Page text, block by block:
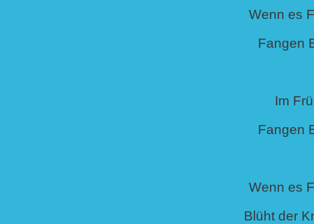
Wenn es
Fangen
Im
Fangen
Wenn es
Blüht der